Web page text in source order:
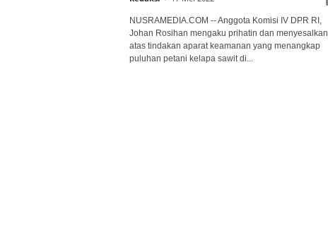
NUSRAMEDIA.COM -- Anggota Komisi IV DPR RI,
Johan Rosihan mengaku prihatin dan menyesalkan
atas tindakan aparat keamanan yang menangkap
puluhan petani kelapa sawit di...